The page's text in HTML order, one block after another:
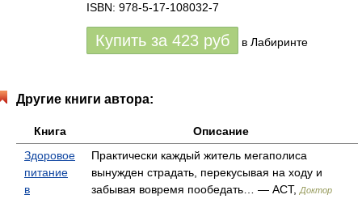
ISBN: 978-5-17-108032-7
Купить за 423 руб в Лабиринте
Другие книги автора:
Книга
Описание
Здоровое
питание
в
Практически каждый житель мегаполиса
вынужден страдать, перекусывая на ходу и
забывая вовремя пообедать… — АСТ, Доктор